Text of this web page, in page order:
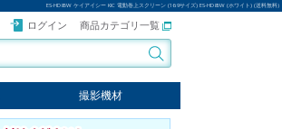
ES-HD85W ケイアイシー KIC 電動巻上スクリーン (16:9サイズ) ES-HD85W (ホワイト) (送料無料)
ログイン 商品カテゴリ一覧
撮影機材
ビデオライト
クールライト
LEDライト
スタンド
写真関連商品
スタジオセット商品
オプション